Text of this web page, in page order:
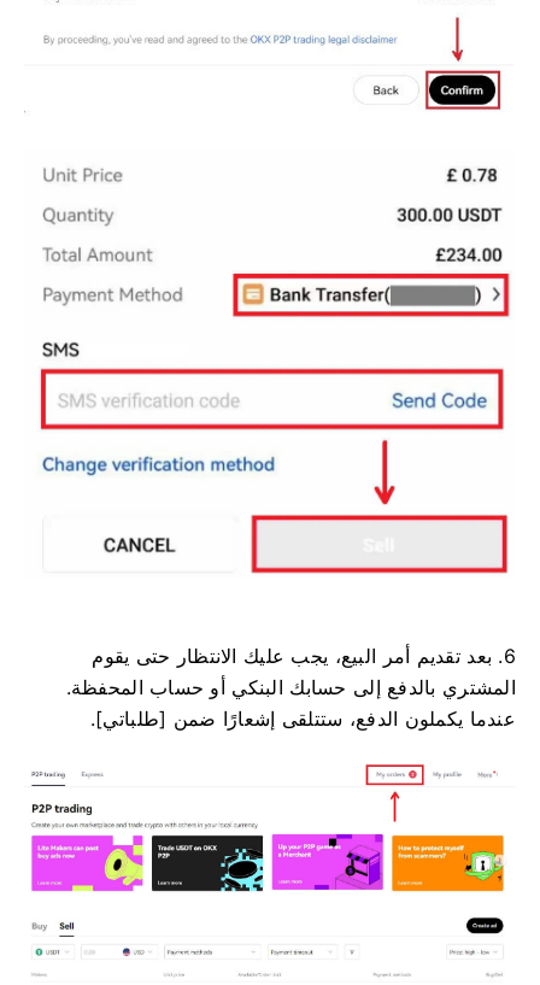
6. بعد تقديم أمر البيع، يجب عليك الانتظار حتى يقوم
المشتري بالدفع إلى حسابك البنكي أو حساب المحفظة.
عندما يكملون الدفع، ستتلقى إشعارًا ضمن [طلباتي].